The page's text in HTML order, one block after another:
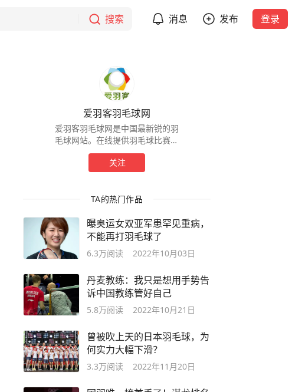
搜索 消息 发布 登录
爱羽客羽毛球网
爱羽客羽毛球网是中国最新锐的羽
毛球网站。在线提供羽毛球比赛、
教学视频以及最新的羽毛球实用资
讯。
关注
TA的热门作品
曝奥运女双亚军患罕见重病，
不能再打羽毛球了
6.3万阅读 2022年10月03日
丹麦教练：我只是想用手势告
诉中国教练管好自己
5.8万阅读 2022年10月21日
曾被吹上天的日本羽毛球，为
何实力大幅下滑？
3.3万阅读 2022年11月20日